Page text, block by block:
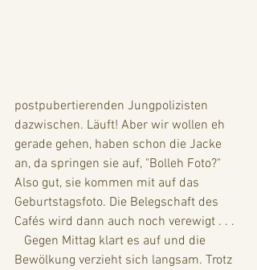
postpubertierenden Jungpolizisten
dazwischen. Läuft! Aber wir wollen eh
gerade gehen, haben schon die Jacke
an, da springen sie auf, "Bolleh Foto?"
Also gut, sie kommen mit auf das
Geburtstagsfoto. Die Belegschaft des
Cafés wird dann auch noch verewigt . . .
Bewölkung verzieht sich langsam. Trotz